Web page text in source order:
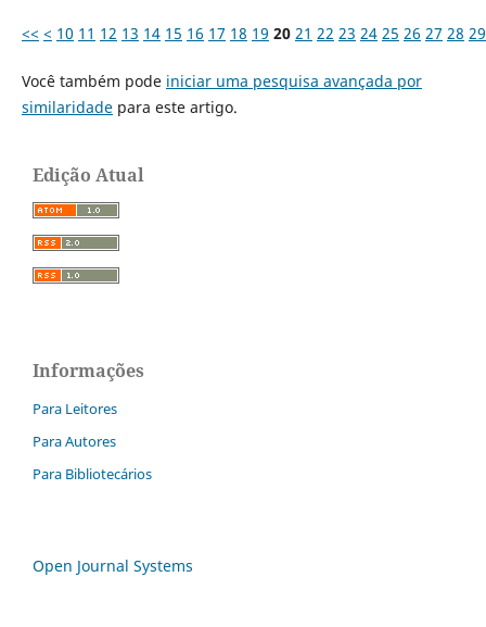
<< < 10 11 12 13 14 15 16 17 18 19 20 21 22 23 24 25 26 27 28 29
Você também pode iniciar uma pesquisa avançada por
similaridadepara este artigo.
Edição Atual
Informações
Para Leitores
Para Autores
Para Bibliotecários
Open Journal Systems